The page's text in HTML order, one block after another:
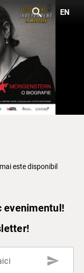
search EN
este disponibil
evenimentul!
send